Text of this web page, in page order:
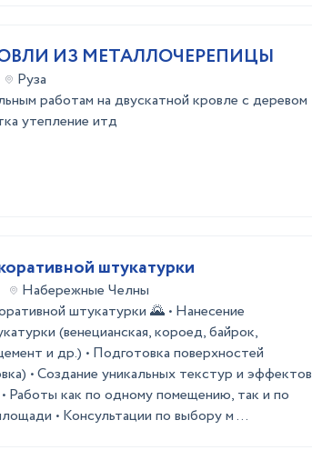
ИЗ МЕТАЛЛОЧЕРЕПИЦЫ
Руза
работам на двускатной кровле с деревом
утепление итд
штукатурки
Набережные Челны
штукатурки 🌄 • Нанесение
(венецианская, короед, байрок,
и др.) • Подготовка поверхностей
• Создание уникальных текстур и эффектов
Работы как по одному помещению, так и по
• Консультации по выбору м ...